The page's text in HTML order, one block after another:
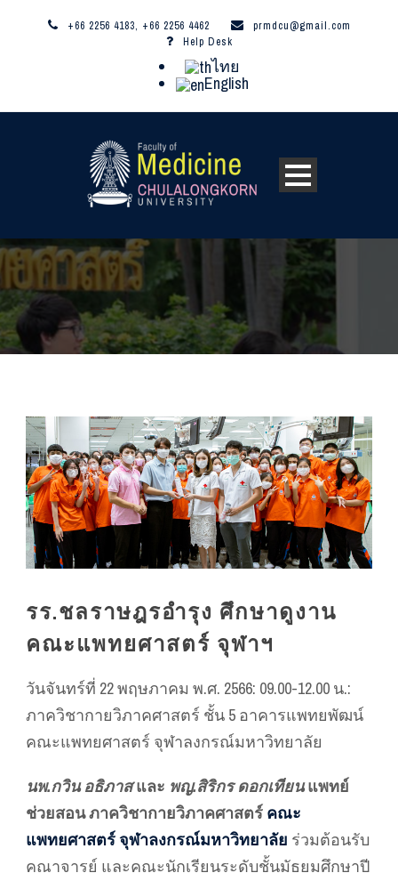
+66 2256 4183, +66 2256 4462
prmdcu@gmail.com
Help Desk
ไทย
English
รร.ชลราษฎรอำรุง ศึกษาดูงาน
คณะแพทยศาสตร์ จุฬาฯ
วันจันทร์ที่ 22 พฤษภาคม พ.ศ. 2566: 09.00-12.00 น.:
ภาควิชากายวิภาคศาสตร์ ชั้น 5 อาคารแพทยพัฒน์
คณะแพทยศาสตร์ จุฬาลงกรณ์มหาวิทยาลัย
นพ.กวิน อธิภาสและ พญ.สิริกร ดอกเทียนแพทย์
ช่วยสอน ภาควิชากายวิภาคศาสตร์ คณะ
แพทยศาสตร์ จุฬาลงกรณ์มหาวิทยาลัย ร่วมต้อนรับ
คณาจารย์ และคณะนักเรียนระดับชั้นมัธยมศึกษาปี